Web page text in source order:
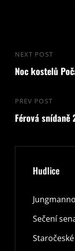
Navigace
pro
Previous
Post
PREV POST
Férová snídaně
Next
Post
NEXT POST
Noc kostelů
Hudlice
Sečení